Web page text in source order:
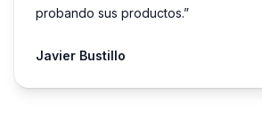
probando sus productos.”
Javier Bustillo